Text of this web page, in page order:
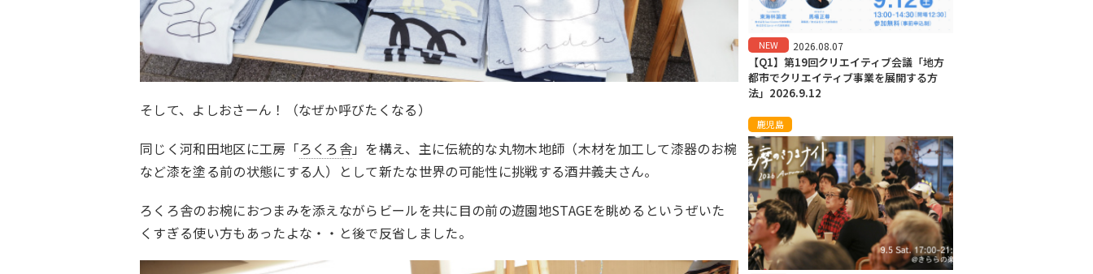
そして、よしおさーん！（なぜか呼びたくなる）
同じく河和田地区に工房「ろくろ舎」を構え、主に伝統的な丸物木地師（木材を加工して漆器のお椀
など漆を塗る前の状態にする人）として新たな世界の可能性に挑戦する酒井義夫さん。
ろくろ舎のお椀におつまみを添えながらビールを共に目の前の遊園地STAGEを眺めるというぜいた
くすぎる使い方もあったよな・・と後で反省しました。
NEW 2026.08.07
【Q1】第19回クリエイティブ会議「地方
都市でクリエイティブ事業を展開する方
法」2026.9.12
鹿児島